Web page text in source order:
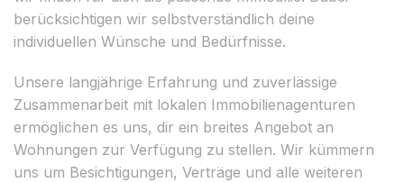
berücksichtigen wir selbstverständlich deine
individuellen Wünsche und Bedürfnisse.
Unsere langjährige Erfahrung und zuverlässige
Zusammenarbeit mit lokalen Immobilienagenturen
ermöglichen es uns, dir ein breites Angebot an
Wohnungen zur Verfügung zu stellen. Wir kümmern
uns um Besichtigungen, Verträge und alle weiteren